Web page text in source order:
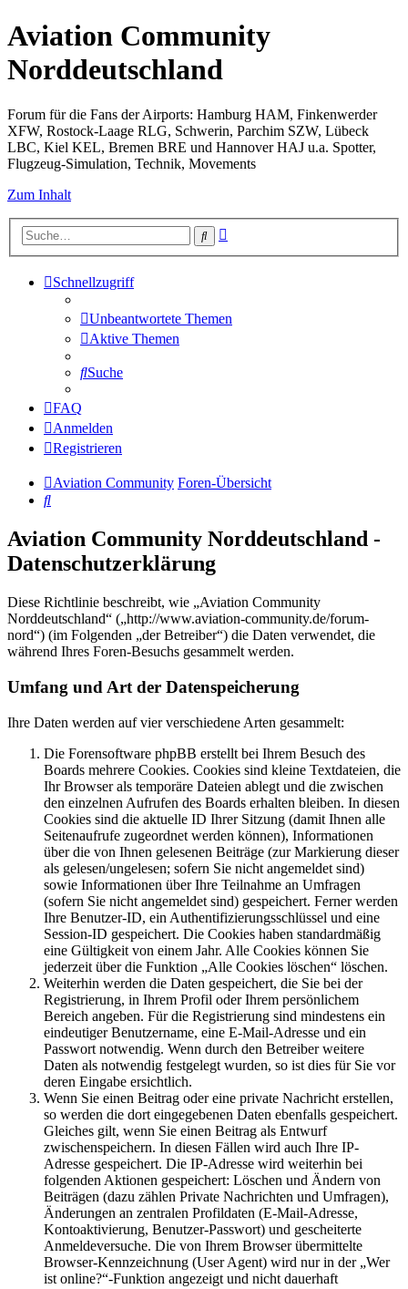
Aviation Community
Norddeutschland
Forum für die Fans der Airports: Hamburg HAM, Finkenwerder
XFW, Rostock-Laage RLG, Schwerin, Parchim SZW, Lübeck
LBC, Kiel KEL, Bremen BRE und Hannover HAJ u.a. Spotter,
Flugzeug-Simulation, Technik, Movements
Zum Inhalt
Suche
Schnellzugriff
Unbeantwortete Themen
Aktive Themen
Suche
FAQ
Anmelden
Registrieren
Aviation Community Foren-Übersicht
Suche
Aviation Community Norddeutschland -
Datenschutzerklärung
Diese Richtlinie beschreibt, wie „Aviation Community
Norddeutschland“ („http://www.aviation-community.de/forum-
nord“) (im Folgenden „der Betreiber“) die Daten verwendet, die
während Ihres Foren-Besuchs gesammelt werden.
Umfang und Art der Datenspeicherung
Ihre Daten werden auf vier verschiedene Arten gesammelt:
Die Forensoftware phpBB erstellt bei Ihrem Besuch des
Boards mehrere Cookies. Cookies sind kleine Textdateien, die
Ihr Browser als temporäre Dateien ablegt und die zwischen
den einzelnen Aufrufen des Boards erhalten bleiben. In diesen
Cookies sind die aktuelle ID Ihrer Sitzung (damit Ihnen alle
Seitenaufrufe zugeordnet werden können), Informationen
über die von Ihnen gelesenen Beiträge (zur Markierung dieser
als gelesen/ungelesen; sofern Sie nicht angemeldet sind)
sowie Informationen über Ihre Teilnahme an Umfragen
(sofern Sie nicht angemeldet sind) gespeichert. Ferner werden
Ihre Benutzer-ID, ein Authentifizierungsschlüssel und eine
Session-ID gespeichert. Die Cookies haben standardmäßig
eine Gültigkeit von einem Jahr. Alle Cookies können Sie
jederzeit über die Funktion „Alle Cookies löschen“ löschen.
Weiterhin werden die Daten gespeichert, die Sie bei der
Registrierung, in Ihrem Profil oder Ihrem persönlichem
Bereich angeben. Für die Registrierung sind mindestens ein
eindeutiger Benutzername, eine E-Mail-Adresse und ein
Passwort notwendig. Wenn durch den Betreiber weitere
Daten als notwendig festgelegt wurden, so ist dies für Sie vor
deren Eingabe ersichtlich.
Wenn Sie einen Beitrag oder eine private Nachricht erstellen,
so werden die dort eingegebenen Daten ebenfalls gespeichert.
Gleiches gilt, wenn Sie einen Beitrag als Entwurf
zwischenspeichern. In diesen Fällen wird auch Ihre IP-
Adresse gespeichert. Die IP-Adresse wird weiterhin bei
folgenden Aktionen gespeichert: Löschen und Ändern von
Beiträgen (dazu zählen Private Nachrichten und Umfragen),
Änderungen an zentralen Profildaten (E-Mail-Adresse,
Kontoaktivierung, Benutzer-Passwort) und gescheiterte
Anmeldeversuche. Die von Ihrem Browser übermittelte
Browser-Kennzeichnung (User Agent) wird nur in der „Wer
ist online?“-Funktion angezeigt und nicht dauerhaft